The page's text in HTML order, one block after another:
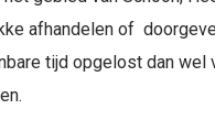
afhandelen of
tijd opgelost dan wel